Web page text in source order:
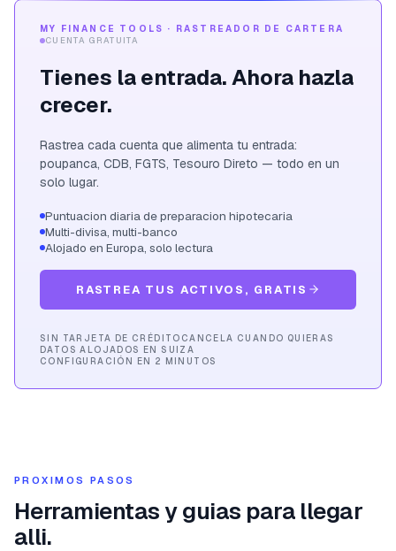
MY FINANCE TOOLS · RASTREADOR DE CARTERA
CUENTA GRATUITA
Tienes la entrada. Ahora hazla
crecer.
Rastrea cada cuenta que alimenta tu entrada:
poupanca, CDB, FGTS, Tesouro Direto — todo en un
solo lugar.
Puntuacion diaria de preparacion hipotecaria
Multi-divisa, multi-banco
Alojado en Europa, solo lectura
RASTREA TUS ACTIVOS, GRATIS
SIN TARJETA DE CRÉDITO CANCELA CUANDO QUIERAS
DATOS ALOJADOS EN SUIZA
CONFIGURACIÓN EN 2 MINUTOS
PROXIMOS PASOS
Herramientas y guias para llegar
alli.